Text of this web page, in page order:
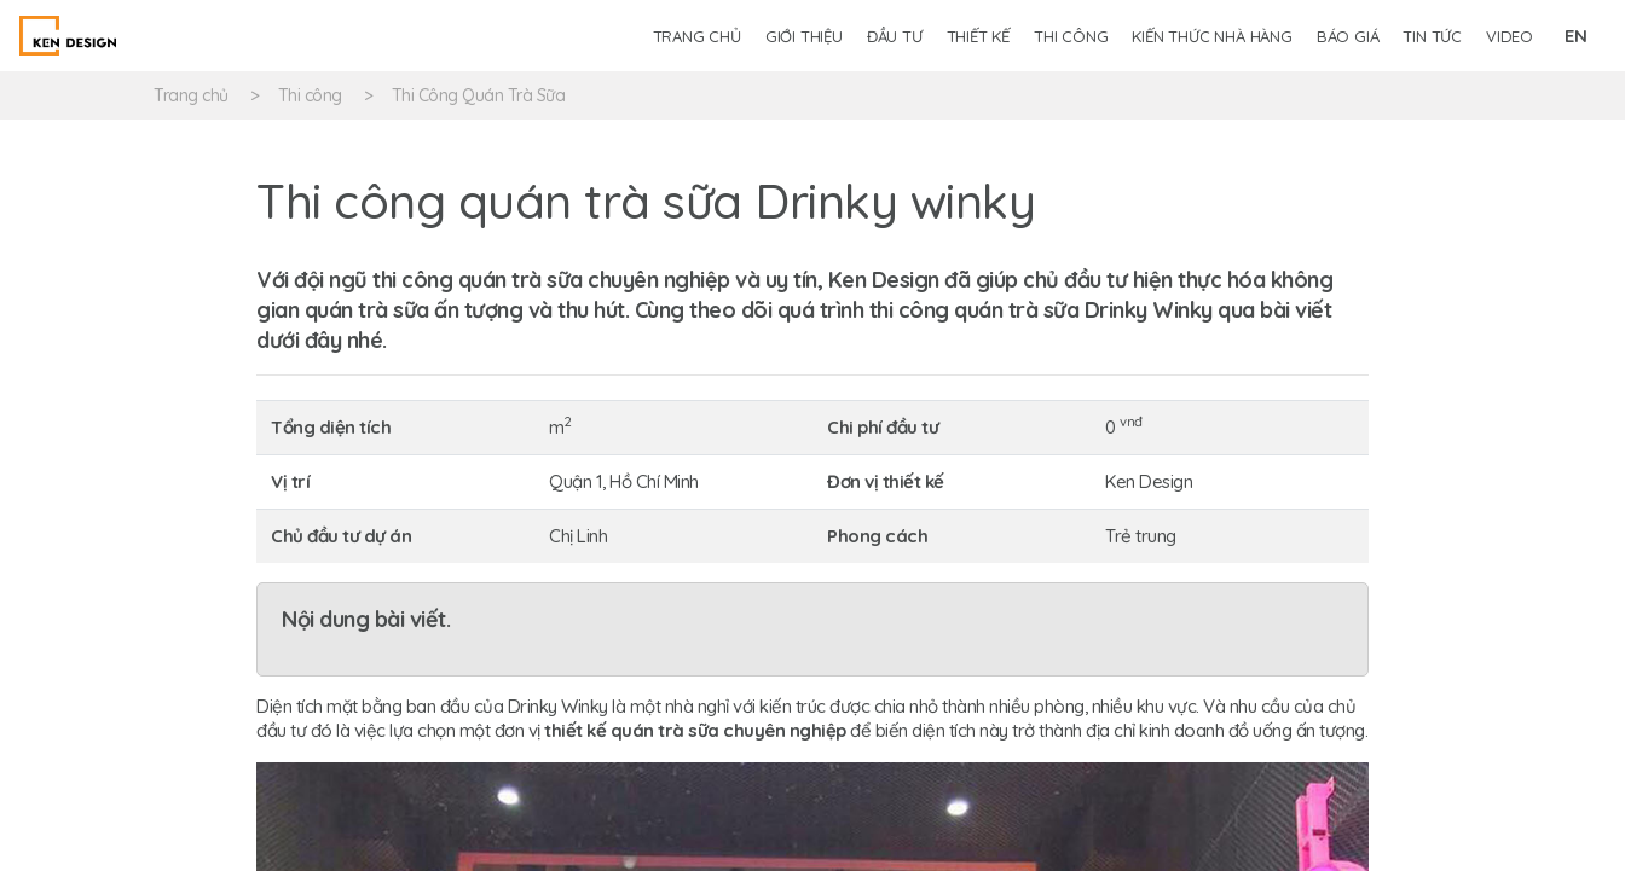
TRANG CHỦ GIỚI THIỆU ĐẦU TƯ THIẾT KẾ THI CÔNG KIẾN THỨC NHÀ HÀNG BÁO GIÁ TIN TỨC VIDEO EN
Trang chủ Thi công Thi Công Quán Trà Sữa
Thi công quán trà sữa Drinky winky
Với đội ngũ thi công quán trà sữa chuyên nghiệp và uy tín, Ken Design đã giúp chủ đầu tư hiện thực hóa không
gian quán trà sữa ấn tượng và thu hút. Cùng theo dõi quá trình thi công quán trà sữa Drinky Winky qua bài viết
dưới đây nhé.
Tổng diện tích m2 Chi phí đầu tư 0 vnđ
Vị trí Quận 1, Hồ Chí Minh Đơn vị thiết kế Ken Design
Chủ đầu tư dự án Chị Linh Phong cách Trẻ trung
Nội dung bài viết.
Diện tích mặt bằng ban đầu của Drinky Winky là một nhà nghỉ với kiến trúc được chia nhỏ thành nhiều phòng, nhiều khu vực. Và nhu cầu của chủ
đầu tư đó là việc lựa chọn một đơn vịthiết kế quán trà sữa chuyên nghiệpđể biến diện tích này trở thành địa chỉ kinh doanh đồ uống ấn tượng.